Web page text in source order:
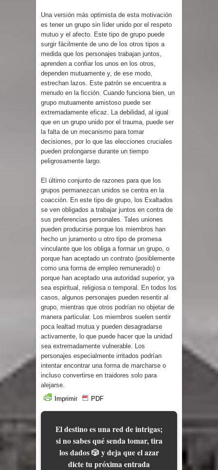
Una versión más optimista de esta motivación
es tener un grupo sin líder unido por el respeto
mutuo y el afecto. Este tipo de grupo puede
surgir fácilmente de uno de los otros tipos a
medida que los personajes trabajan juntos,
aprenden a confiar los unos en los otros,
dependen mutuamente y, de ese modo,
estrechan lazos. Este patrón se encuentra a
menudo en la ficción. Cuando funciona bien, un
grupo mutuamente amistoso puede ser
extremadamente eficaz. La debilidad, al igual
que en un grupo unido por el trauma, puede ser
la falta de un mecanismo para tomar
decisiones, por lo que las elecciones cruciales
pueden prolongarse durante un tiempo
peligrosamente largo.
El último conjunto de razones para que los
grupos permanezcan unidos se centra en la
coacción. En este tipo de grupo, los Exaltados
se ven obligados a trabajar juntos en contra de
sus preferencias personales. Tales uniones
pueden producirse porque los miembros han
hecho un juramento u otro tipo de promesa
vinculante que los obliga a formar un grupo, o
porque han aceptado un contrato (posiblemente
como una forma de empleo remunerado) o
porque han aceptado una autoridad superior, ya
sea espiritual, religiosa o temporal. En todos los
casos, algunos personajes pueden resentir al
grupo, mientras que otros podrían no objetar de
manera particular. Los miembros suelen sentir
poca lealtad mutua y pueden desagradarse
activamente, lo que puede hacer que la unidad
sea extremadamente vulnerable. Los
personajes especialmente irritados podrían
intentar encontrar una forma de marcharse o
incluso convertirse en traidores solo para
alejarse.
Imprimir
PDF
El destino es una red de intrigas;
si no sabes qué senda tomar, tira
los dados 🎲 y deja que el azar
dicte tu próxima entrada